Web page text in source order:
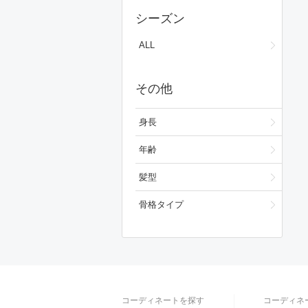
バッグ
ベースメイク
フレグランス
シーズン
ALL
その他
身長
年齢
髪型
骨格タイプ
コーディネートを探す コーディネ